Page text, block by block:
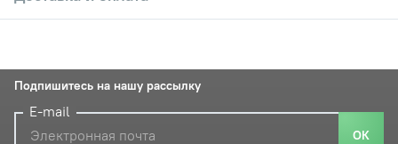
Подпишитесь на нашу рассылку
E-mail
ОК